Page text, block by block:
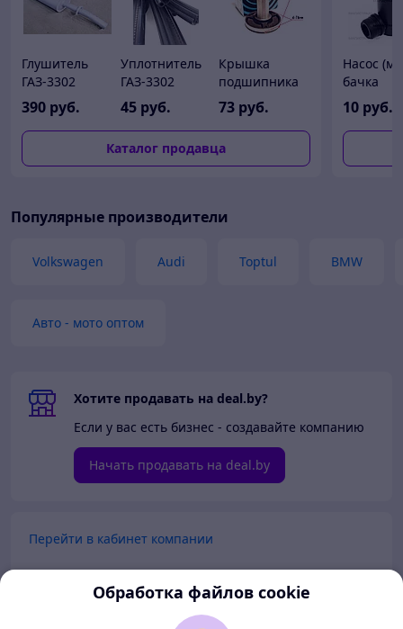
Глушитель
ГАЗ-3302
Бизнес
дв.УМЗ-4216
ЕВРО-4
3302-1201008-
390 руб.
Уплотнитель
ГАЗ-3302
Газель
ГАЗ-2217
Соболь
ГАЗ-33104
Валдай
(4метр.) 3302-
45 руб.
Крышка
подшипника
первичного
вала КПП (5-
ст.) ГАЗ 3302
Газель Бизнес
NEXT Соболь
73 руб.
Каталог продавца
Насос
бачка
Газель
10 руб.
Популярные производители
Volkswagen Audi Toptul BMW
Авто - мото оптом
Хотите продавать на deal.by?
Если у вас есть бизнес - создавайте компанию
Начать продавать на deal.by
Перейти в кабинет компании
Перейти в личный кабинет
Обработка файлов cookie